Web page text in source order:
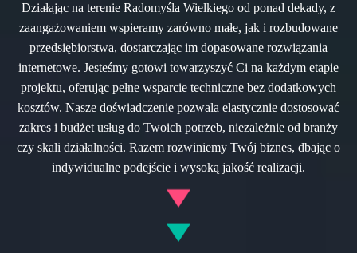
Działając na terenie Radomyśla Wielkiego od ponad dekady, z
zaangażowaniem wspieramy zarówno małe, jak i rozbudowane
przedsiębiorstwa, dostarczając im dopasowane rozwiązania
internetowe. Jesteśmy gotowi towarzyszyć Ci na każdym etapie
projektu, oferując pełne wsparcie techniczne bez dodatkowych
kosztów. Nasze doświadczenie pozwala elastycznie dostosować
zakres i budżet usług do Twoich potrzeb, niezależnie od branży
czy skali działalności. Razem rozwiniemy Twój biznes, dbając o
indywidualne podejście i wysoką jakość realizacji.